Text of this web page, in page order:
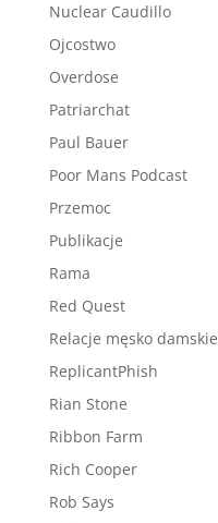
Nuclear Caudillo
Ojcostwo
Overdose
Patriarchat
Paul Bauer
Poor Mans Podcast
Przemoc
Publikacje
Rama
Red Quest
Relacje męsko damskie
ReplicantPhish
Rian Stone
Ribbon Farm
Rich Cooper
Rob Says